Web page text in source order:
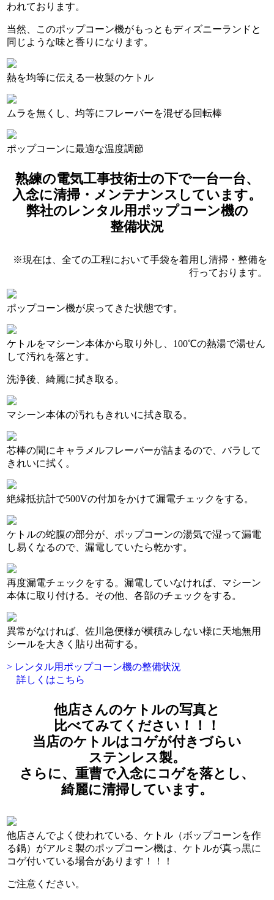
われております。
当然、このポップコーン機がもっともディズニーランドと
同じような味と香りになります。
熱を均等に伝える一枚製のケトル
ムラを無くし、均等にフレーバーを混ぜる回転棒
ポップコーンに最適な温度調節
熟練の電気工事技術士の下で一台一台、
入念に清掃・メンテナンスしています。
弊社のレンタル用ポップコーン機の
整備状況
現在は、全ての工程において手袋を着用し清掃・整備を
行っております。
ポップコーン機が戻ってきた状態です。
ケトルをマシーン本体から取り外し、100℃の熱湯で湯せん
して汚れを落とす。
洗浄後、綺麗に拭き取る。
マシーン本体の汚れもきれいに拭き取る。
芯棒の間にキャラメルフレーバーが詰まるので、バラして
きれいに拭く。
絶縁抵抗計で500Vの付加をかけて漏電チェックをする。
ケトルの蛇腹の部分が、ポップコーンの湯気で湿って漏電
し易くなるので、漏電していたら乾かす。
再度漏電チェックをする。漏電していなければ、マシーン
本体に取り付ける。その他、各部のチェックをする。
異常がなければ、佐川急便様が横積みしない様に天地無用
シールを大きく貼り出荷する。
> レンタル用ポップコーン機の整備状況
詳しくはこちら
他店さんのケトルの写真と
比べてみてください！！！
当店のケトルはコゲが付きづらい
ステンレス製。
さらに、重曹で入念にコゲを落とし、
綺麗に清掃しています。
他店さんでよく使われている、ケトル（ボップコーンを作
る鍋）がアルミ製のポップコーン機は、ケトルが真っ黒に
コゲ付いている場合があります！！！
ご注意ください。